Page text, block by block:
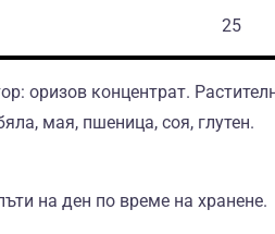
25
оризов концентрат.
мая, пшеница, соя, глутен.
на ден по време на хранене.